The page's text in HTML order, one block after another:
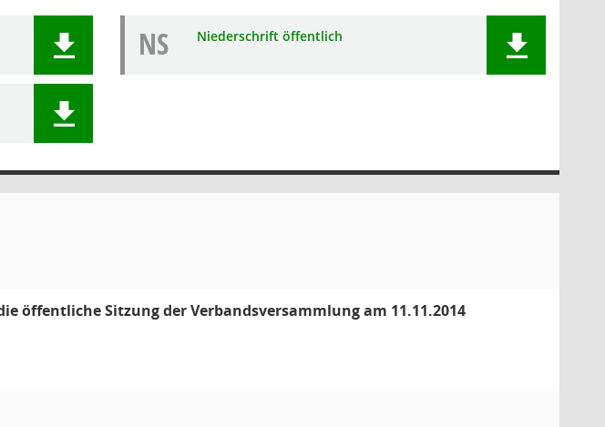
NS Niederschrift öffentlich
öffentliche Sitzung der Verbandsversammlung am 11.11.2014